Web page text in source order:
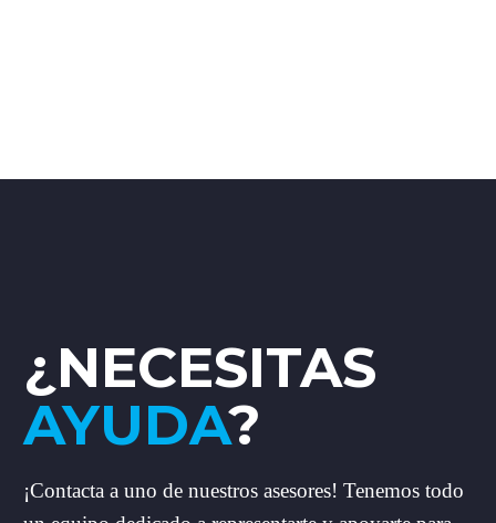
¿NECESITAS
AYUDA?
¡Contacta a uno de nuestros asesores! Tenemos todo